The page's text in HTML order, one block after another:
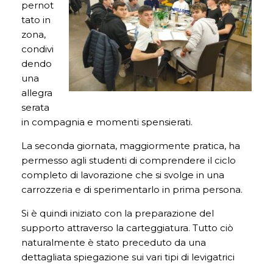
pernot
tato in
zona,
condivi
dendo
una
allegra
serata
in compagnia e momenti spensierati.
La seconda giornata, maggiormente pratica, ha
permesso agli studenti di comprendere il ciclo
completo di lavorazione che si svolge in una
carrozzeria e di sperimentarlo in prima persona.
Si è quindi iniziato con la preparazione del
supporto attraverso la carteggiatura. Tutto ciò
naturalmente è stato preceduto da una
dettagliata spiegazione sui vari tipi di levigatrici